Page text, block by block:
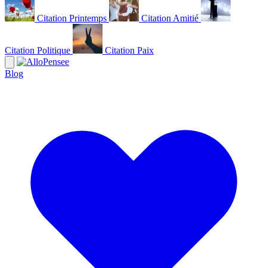
Citation Printemps Citation Amitié
Citation Politique Citation Paix
Blog